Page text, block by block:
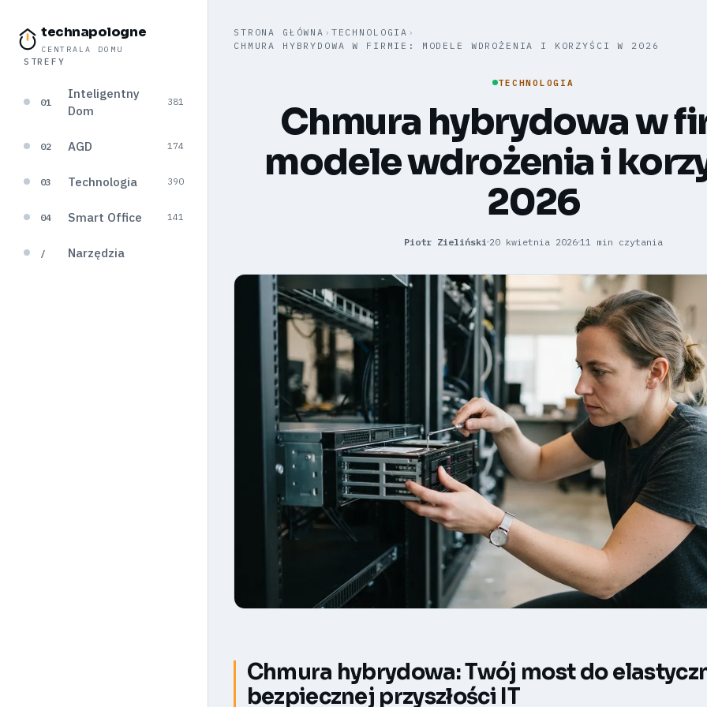
technapologne
CENTRALA DOMU
STREFY
01
Inteligentny
Dom
381
02 AGD 174
03 Technologia 390
04 Smart Office 141
/ Narzędzia
STRONA GŁÓWNA › TECHNOLOGIA ›
CHMURA HYBRYDOWA W FIRMIE: MODELE WDROŻENIA I KORZYŚCI W 2026
TECHNOLOGIA
Chmura hybrydowa w
modele wdrożenia i
2026
Piotr Zieliński 20 kwietnia 2026 11 min czytania
Chmura hybrydowa: Twój most do
bezpiecznej przyszłości IT